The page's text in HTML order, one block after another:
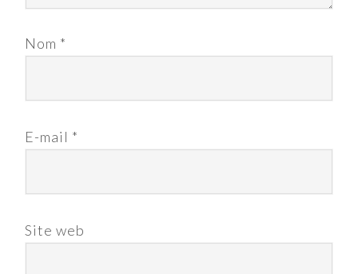
Nom *
E-mail *
Site web